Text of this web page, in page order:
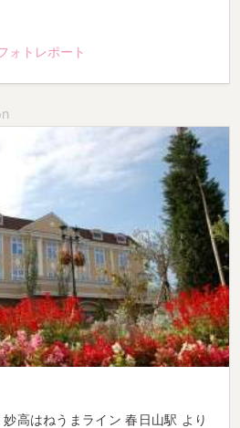
ォトレポート
高はねうまライン 春日山駅 より